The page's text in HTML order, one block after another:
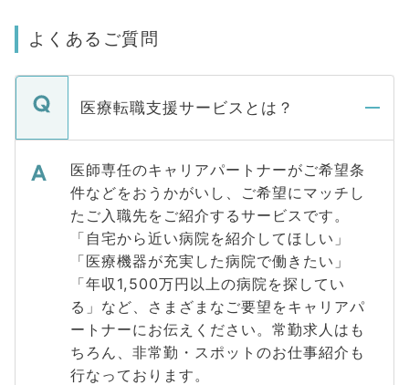
よくあるご質問
医療転職支援サービスとは？
医師専任のキャリアパートナーがご希望条
件などをおうかがいし、ご希望にマッチし
たご入職先をご紹介するサービスです。
「自宅から近い病院を紹介してほしい」
「医療機器が充実した病院で働きたい」
「年収1,500万円以上の病院を探してい
る」など、さまざまなご要望をキャリアパ
ートナーにお伝えください。常勤求人はも
ちろん、非常勤・スポットのお仕事紹介も
行なっております。